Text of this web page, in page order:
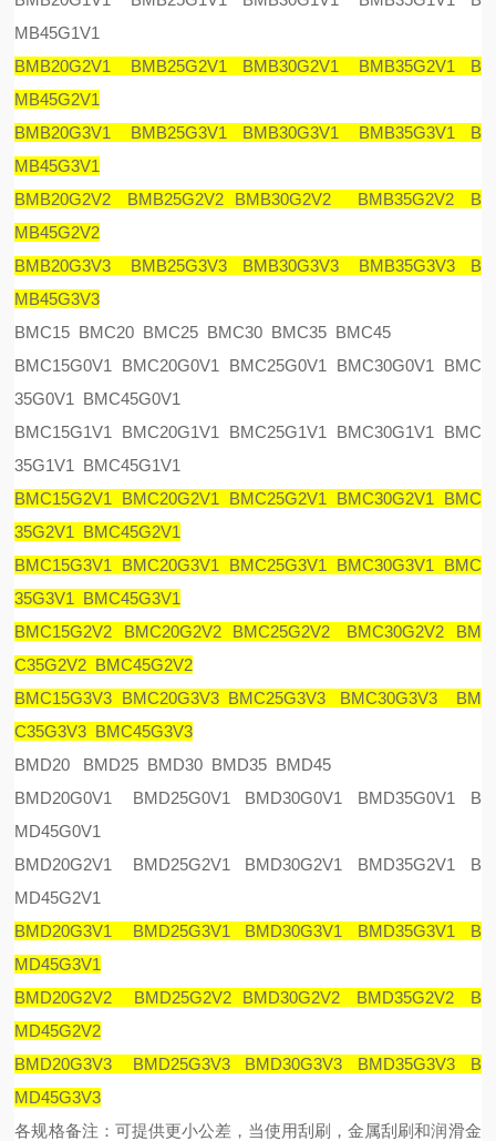
MB45G1V1
BMB20G2V1 BMB25G2V1 BMB30G2V1 BMB35G2V1 B
MB45G2V1
BMB20G3V1 BMB25G3V1 BMB30G3V1 BMB35G3V1 B
MB45G3V1
BMB20G2V2 BMB25G2V2 BMB30G2V2 BMB35G2V2 B
MB45G2V2
BMB20G3V3 BMB25G3V3 BMB30G3V3 BMB35G3V3 B
MB45G3V3
BMC15 BMC20 BMC25 BMC30 BMC35 BMC45
BMC15G0V1 BMC20G0V1 BMC25G0V1 BMC30G0V1 BMC
35G0V1 BMC45G0V1
BMC15G1V1 BMC20G1V1 BMC25G1V1 BMC30G1V1 BMC
35G1V1 BMC45G1V1
BMC15G2V1 BMC20G2V1 BMC25G2V1 BMC30G2V1 BMC
35G2V1 BMC45G2V1
BMC15G3V1 BMC20G3V1 BMC25G3V1 BMC30G3V1 BMC
35G3V1 BMC45G3V1
BMC15G2V2 BMC20G2V2 BMC25G2V2 BMC30G2V2 BM
C35G2V2 BMC45G2V2
BMC15G3V3 BMC20G3V3 BMC25G3V3 BMC30G3V3 BM
C35G3V3 BMC45G3V3
BMD20 BMD25 BMD30 BMD35 BMD45
BMD20G0V1 BMD25G0V1 BMD30G0V1 BMD35G0V1 B
MD45G0V1
BMD20G2V1 BMD25G2V1 BMD30G2V1 BMD35G2V1 B
MD45G2V1
BMD20G3V1 BMD25G3V1 BMD30G3V1 BMD35G3V1 B
MD45G3V1
BMD20G2V2 BMD25G2V2 BMD30G2V2 BMD35G2V2 B
MD45G2V2
BMD20G3V3 BMD25G3V3 BMD30G3V3 BMD35G3V3 B
MD45G3V3
各规格备注：可提供更小公差，当使用刮刷，金属刮刷和润滑金